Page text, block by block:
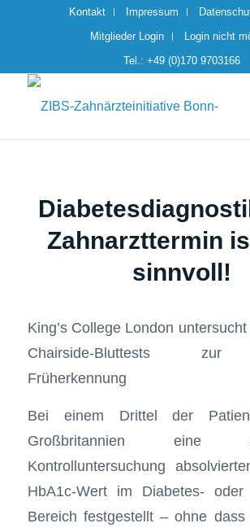
Kontakt Impressum
Mitglieder Login
Login nicht
Tel.: +49 (0)170 9703166
Zahnarzttermin
sinnvoll!
King’s College London
Chairside-Bluttests zur
Früherkennung
Bei einem Drittel der
Großbritannien eine
Kontrolluntersuchung
HbA1c-Wert im Diabetes- oder
Bereich festgestellt – ohne